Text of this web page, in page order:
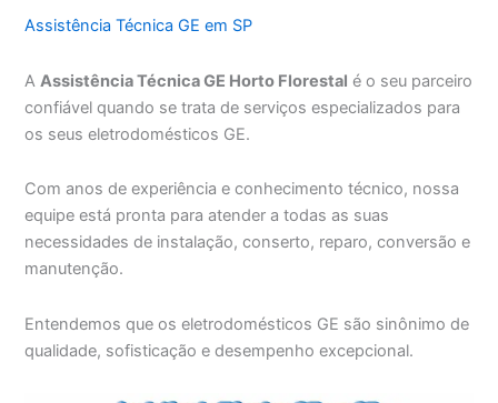
Assistência Técnica GE em SP
AAssistência Técnica GE Horto Florestal é o seu parceiro
confiável quando se trata de serviços especializados para
os seus eletrodomésticos GE.
Com anos de experiência e conhecimento técnico, nossa
equipe está pronta para atender a todas as suas
necessidades de instalação, conserto, reparo, conversão e
manutenção.
Entendemos que os eletrodomésticos GE são sinônimo de
qualidade, sofisticação e desempenho excepcional.